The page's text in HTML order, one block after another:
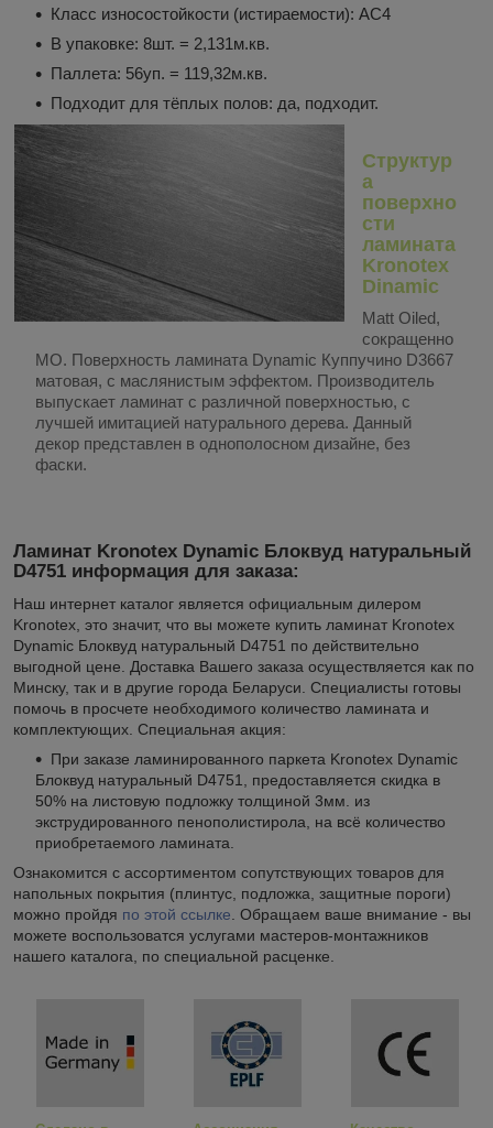
Класс износостойкости (истираемости): АС4
В упаковке: 8шт. = 2,131м.кв.
Паллета: 56уп. = 119,32м.кв.
Подходит для тёплых полов: да, подходит.
Структур
а
поверхно
сти
ламината
Kronotex
Dinamic
Matt Oiled,
сокращенно
MO. Поверхность ламината Dynamic Куппучино D3667
матовая, с маслянистым эффектом. Производитель
выпускает ламинат с различной поверхностью, с
лучшей имитацией натурального дерева. Данный
декор представлен в однополосном дизайне, без
фаски.
Ламинат Kronotex Dynamic Блоквуд натуральный
D4751 информация для заказа:
Наш интернет каталог является официальным дилером
Kronotex, это значит, что вы можете купить ламинат Kronotex
Dynamic Блоквуд натуральный D4751 по действительно
выгодной цене. Доставка Вашего заказа осуществляется как по
Минску, так и в другие города Беларуси. Специалисты готовы
помочь в просчете необходимого количество ламината и
комплектующих. Специальная акция:
При заказе ламинированного паркета Kronotex Dynamic
Блоквуд натуральный D4751, предоставляется скидка в
50% на листовую подложку толщиной 3мм. из
экструдированного пенополистирола, на всё количество
приобретаемого ламината.
Ознакомится с ассортиментом сопутствующих товаров для
напольных покрытия (плинтус, подложка, защитные пороги)
можно пройдя по этой ссылке. Обращаем ваше внимание - вы
можете воспользоватся услугами мастеров-монтажников
нашего каталога, по специальной расценке.